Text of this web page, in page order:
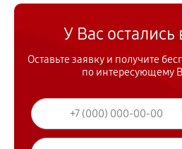
У Вас
Оставьте заявку и получите
по интересующему